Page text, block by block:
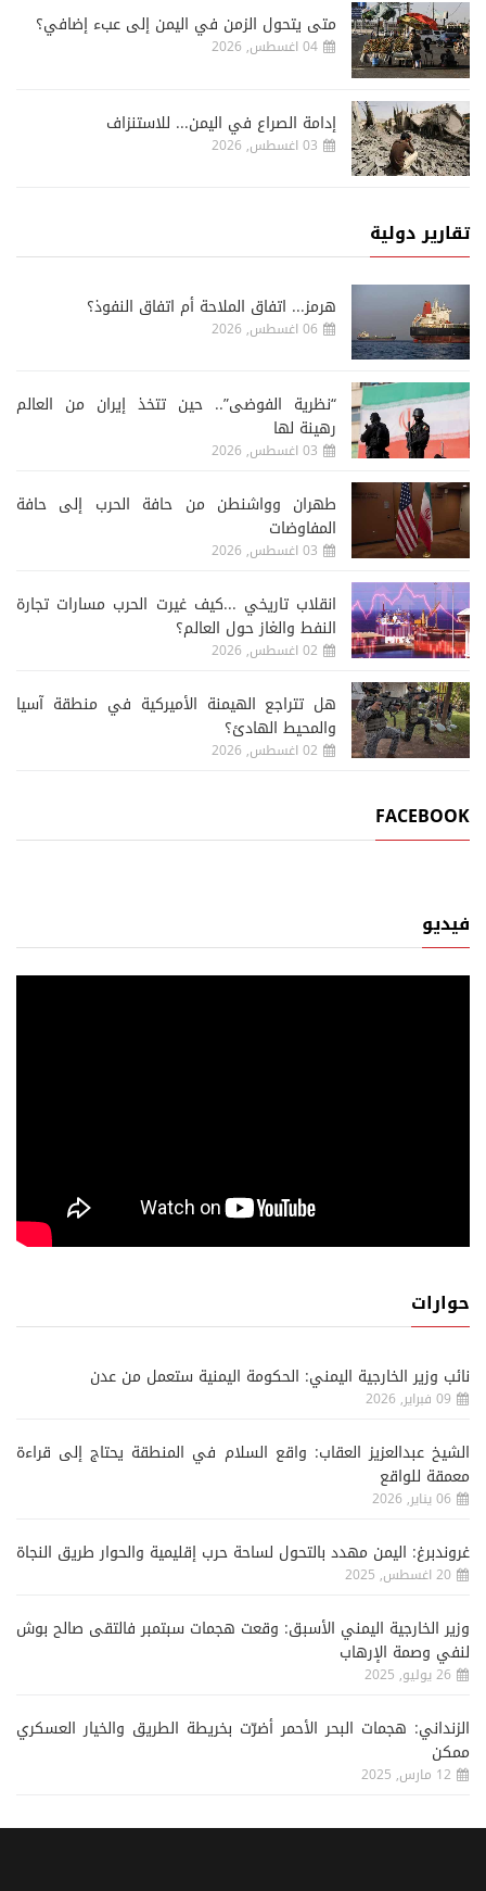
متى يتحول الزمن في اليمن إلى عبء إضافي؟
04 اغسطس, 2026
إدامة الصراع في اليمن... للاستنزاف
03 اغسطس, 2026
تقارير دولية
هرمز... اتفاق الملاحة أم اتفاق النفوذ؟
06 اغسطس, 2026
“نظرية الفوضى”.. حين تتخذ إيران من العالم
رهينة لها
03 اغسطس, 2026
طهران وواشنطن من حافة الحرب إلى حافة
المفاوضات
03 اغسطس, 2026
انقلاب تاريخي ...كيف غيرت الحرب مسارات تجارة
النفط والغاز حول العالم؟
02 اغسطس, 2026
هل تتراجع الهيمنة الأميركية في منطقة آسيا
والمحيط الهادئ؟
02 اغسطس, 2026
FACEBOOK
فيديو
حوارات
نائب وزير الخارجية اليمني: الحكومة اليمنية ستعمل من عدن
09 فبراير, 2026
الشيخ عبدالعزيز العقاب: واقع السلام في المنطقة يحتاج إلى قراءة
معمقة للواقع
06 يناير, 2026
غروندبرغ: اليمن مهدد بالتحول لساحة حرب إقليمية والحوار طريق النجاة
20 اغسطس, 2025
وزير الخارجية اليمني الأسبق: وقعت هجمات سبتمبر فالتقى صالح بوش
لنفي وصمة الإرهاب
26 يوليو, 2025
الزنداني: هجمات البحر الأحمر أضرّت بخريطة الطريق والخيار العسكري
ممكن
12 مارس, 2025